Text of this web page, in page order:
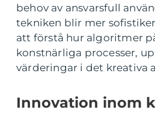
behov av ansvarsfull
tekniken blir mer
att förstå hur algoritmer
konstnärliga processer,
värderingar i det kreativa
Innovation inom